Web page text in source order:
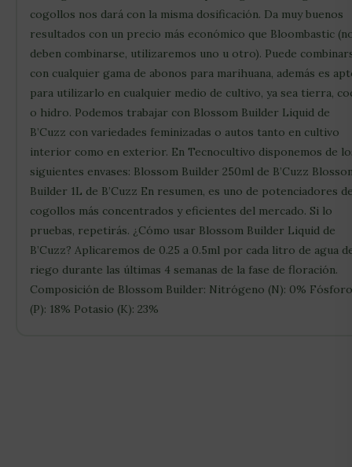
cogollos nos dará con la misma dosificación. Da muy buenos
resultados con un precio más económico que Bloombastic
deben combinarse, utilizaremos uno u otro). Puede
con cualquier gama de abonos para marihuana, además es
para utilizarlo en cualquier medio de cultivo, ya sea tierra,
o hidro. Podemos trabajar con Blossom Builder Liquid de
B’Cuzz con variedades feminizadas o autos tanto en cultivo
interior como en exterior. En Tecnocultivo disponemos de
siguientes envases: Blossom Builder 250ml de B’Cuzz
Builder 1L de B’Cuzz En resumen, es uno de potenciadores
cogollos más concentrados y eficientes del mercado. Si lo
pruebas, repetirás. ¿Cómo usar Blossom Builder Liquid de
B’Cuzz? Aplicaremos de 0.25 a 0.5ml por cada litro de agua
riego durante las últimas 4 semanas de la fase de floración.
Composición de Blossom Builder: Nitrógeno (N): 0% Fósforo
(P): 18% Potasio (K): 23%